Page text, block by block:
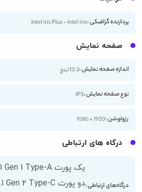
پردازنده گرافیکی :Intel iris Plus - Intel iris
صفحه نمایش
اندازه صفحه نمایش :13.3 اینچ
نوع صفحه نمایش :IPS
رزولوشن :1920 × 1080
درگاه های ارتباطی
درگاه‌های ارتباطی :
یک پورت USB 3.1 Gen 1 Type-A
دو پورت USB 3.1 Gen 2 Type-C